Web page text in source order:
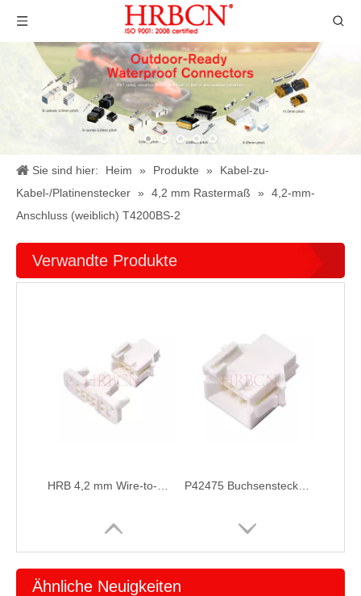
Sie sind hier: Heim » Produkte »
Kabel-zu-
Kabel-/Platinenstecker » 4,2 mm Rastermaß »
4,2-mm-
Anschluss (weiblich) T4200BS-2
Verwandte Produkte
Ähnliche Neuigkeiten